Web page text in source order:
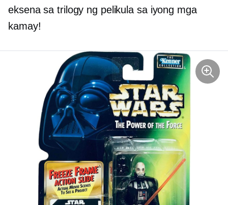
eksena sa trilogy ng pelikula sa iyong mga
kamay!